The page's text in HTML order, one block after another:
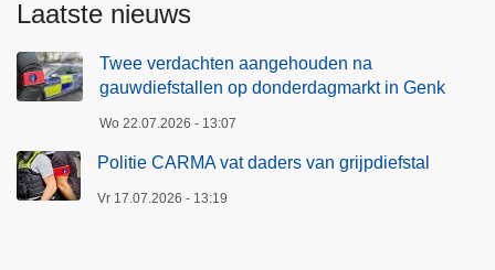
Laatste nieuws
Twee verdachten aangehouden na
gauwdiefstallen op donderdagmarkt in Genk
Wo 22.07.2026 - 13:07
Politie CARMA vat daders van grijpdiefstal
Vr 17.07.2026 - 13:19